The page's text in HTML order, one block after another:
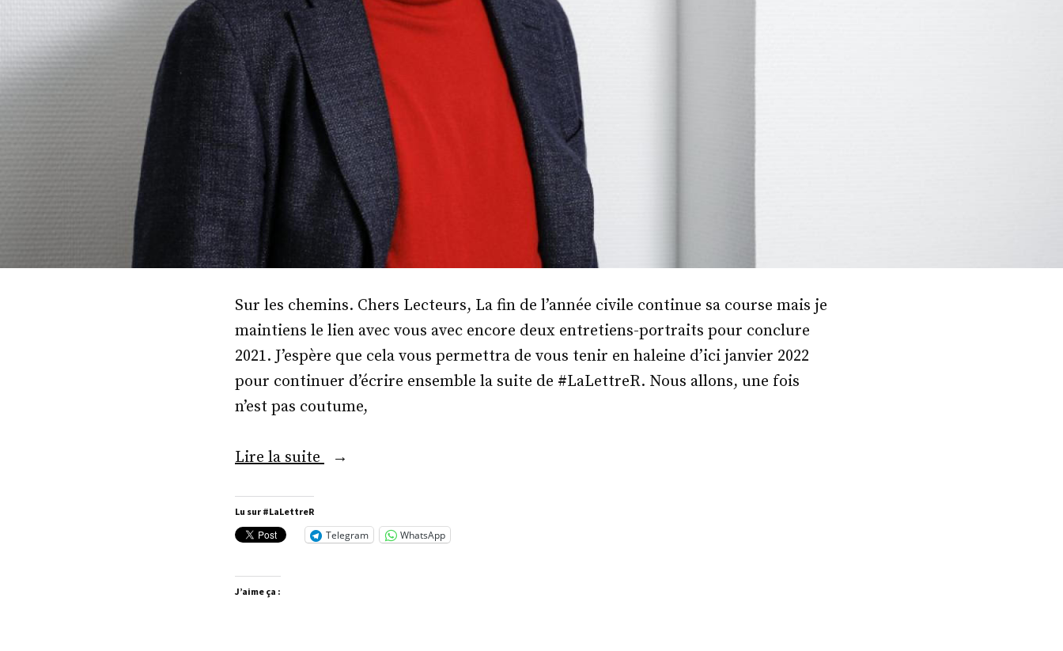
Sur les chemins. Chers Lecteurs, La fin de l’année civile continue sa course mais je
maintiens le lien avec vous avec encore deux entretiens-portraits pour conclure
2021. J’espère que cela vous permettra de vous tenir en haleine d’ici janvier 2022
pour continuer d’écrire ensemble la suite de #LaLettreR. Nous allons, une fois
n’est pas coutume,
Lire la suite « M.
Lu sur #LaLettreR
Telegram WhatsApp
J’aime ça :